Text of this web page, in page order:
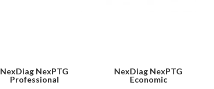
NexDiag NexPTG
Professional
NexDiag NexPTG
Economic